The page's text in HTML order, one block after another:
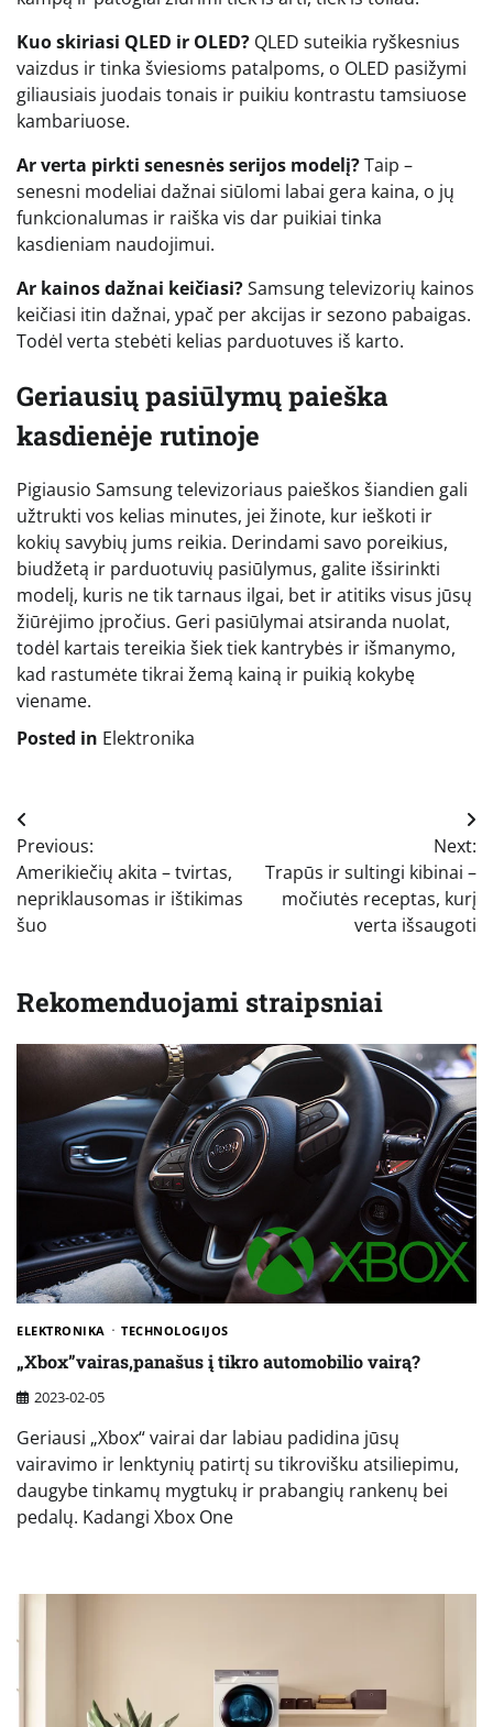
Kuo skiriasi QLED ir OLED? QLED suteikia ryškesnius
vaizdus ir tinka šviesioms patalpoms, o OLED pasižymi
giliausiais juodais tonais ir puikiu kontrastu tamsiuose
kambariuose.
Ar verta pirkti senesnės serijos modelį?Taip –
senesni modeliai dažnai siūlomi labai gera kaina, o jų
funkcionalumas ir raiška vis dar puikiai tinka
kasdieniam naudojimui.
Ar kainos dažnai keičiasi?Samsung televizorių kainos
keičiasi itin dažnai, ypač per akcijas ir sezono pabaigas.
Todėl verta stebėti kelias parduotuves iš karto.
Geriausių pasiūlymų paieška
kasdienėje rutinoje
Pigiausio Samsung televizoriaus paieškos šiandien gali
užtrukti vos kelias minutes, jei žinote, kur ieškoti ir
kokių savybių jums reikia. Derindami savo poreikius,
biudžetą ir parduotuvių pasiūlymus, galite išsirinkti
modelį, kuris ne tik tarnaus ilgai, bet ir atitiks visus jūsų
žiūrėjimo įpročius. Geri pasiūlymai atsiranda nuolat,
todėl kartais tereikia šiek tiek kantrybės ir išmanymo,
kad rastumėte tikrai žemą kainą ir puikią kokybę
viename.
Posted in Elektronika
Navigacija
tarp
įrašų
Previous:
Amerikiečių akita – tvirtas,
nepriklausomas ir ištikimas
šuo
Next:
Trapūs ir sultingi kibinai –
močiutės receptas, kurį
verta išsaugoti
Rekomenduojami straipsniai
ELEKTRONIKA TECHNOLOGIJOS
„Xbox”vairas,panašus į tikro automobilio vairą?
2023-02-05
Geriausi „Xbox“ vairai dar labiau padidina jūsų
vairavimo ir lenktynių patirtį su tikrovišku atsiliepimu,
daugybe tinkamų mygtukų ir prabangių rankenų bei
pedalų. Kadangi Xbox One